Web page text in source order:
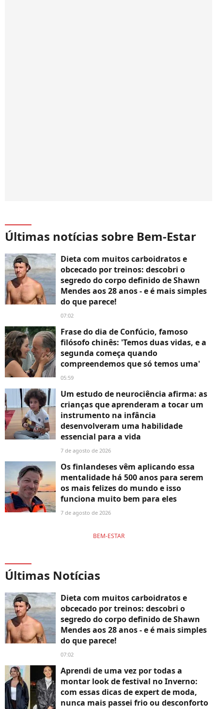
Últimas notícias sobre Bem-Estar
Dieta com muitos carboidratos e
obcecado por treinos: descobri o
segredo do corpo definido de Shawn
Mendes aos 28 anos - e é mais simples
do que parece!
07:02
Frase do dia de Confúcio, famoso
filósofo chinês: 'Temos duas vidas, e a
segunda começa quando
compreendemos que só temos uma'
05:59
Um estudo de neurociência afirma: as
crianças que aprenderam a tocar um
instrumento na infância
desenvolveram uma habilidade
essencial para a vida
7 de agosto de 2026
Os finlandeses vêm aplicando essa
mentalidade há 500 anos para serem
os mais felizes do mundo e isso
funciona muito bem para eles
7 de agosto de 2026
BEM-ESTAR
Últimas Notícias
Dieta com muitos carboidratos e
obcecado por treinos: descobri o
segredo do corpo definido de Shawn
Mendes aos 28 anos - e é mais simples
do que parece!
07:02
Aprendi de uma vez por todas a
montar look de festival no Inverno:
com essas dicas de expert de moda,
nunca mais passei frio ou desconforto